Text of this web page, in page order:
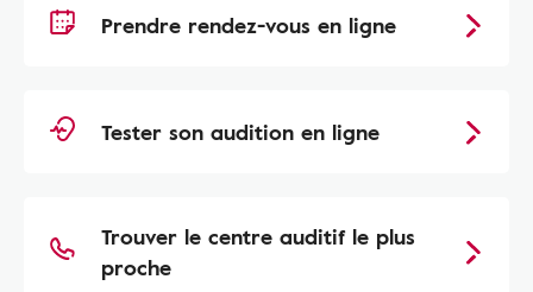
Prendre rendez-vous en ligne
Tester son audition en ligne
Trouver le centre auditif le plus
proche